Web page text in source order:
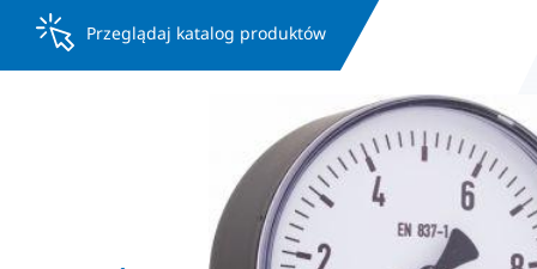
Przeglądaj katalog produktów